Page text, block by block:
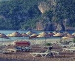
Jenny